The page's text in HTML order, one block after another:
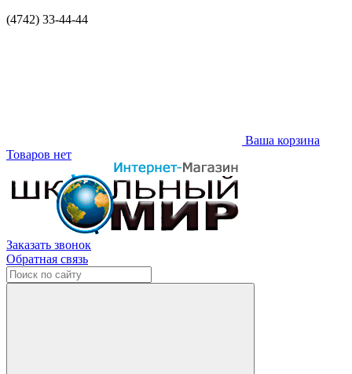
(4742) 33-44-44
Ваша корзина
Товаров нет
Заказать звонок
Обратная связь